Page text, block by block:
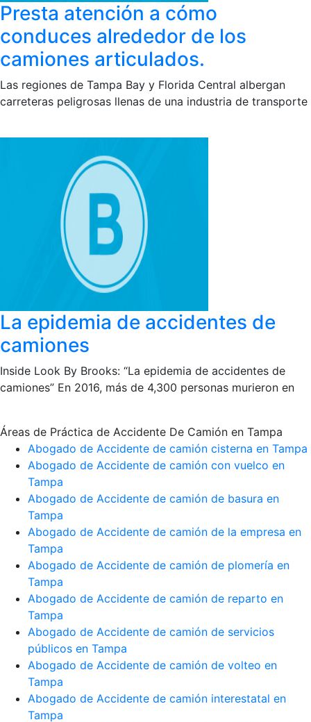
Presta atención a cómo
conduces alrededor de los
camiones articulados.
Las regiones de Tampa Bay y Florida Central albergan
carreteras peligrosas llenas de una industria de transporte
La epidemia de accidentes de
camiones
Inside Look By Brooks: “La epidemia de accidentes de
camiones” En 2016, más de 4,300 personas murieron en
Áreas de Práctica de Accidente De Camión en Tampa
Abogado de Accidente de camión cisterna en Tampa
Abogado de Accidente de camión con vuelco en
Tampa
Abogado de Accidente de camión de basura en
Tampa
Abogado de Accidente de camión de la empresa en
Tampa
Abogado de Accidente de camión de plomería en
Tampa
Abogado de Accidente de camión de reparto en
Tampa
Abogado de Accidente de camión de servicios
públicos en Tampa
Abogado de Accidente de camión de volteo en
Tampa
Abogado de Accidente de camión interestatal en
Tampa